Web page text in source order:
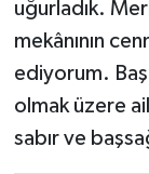
uğurladık.
mekânının
ediyorum.
olmak üzere
sabır ve